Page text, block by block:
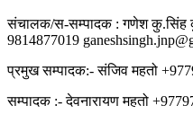
संचालक/स-सम्पादक : गणेश कु.सिंह
9814877019
प्रमुख सम्पादक:- संजिव महतो
सम्पादक :- देवनारायण महतो